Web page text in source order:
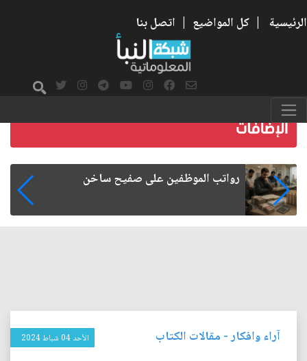
الرئيسية | كل المواضيع | اتصل بنا
هجرة الكفاءات العراقية.. الأسباب والآثار
آراء وافكار- مقالات الكتاب الأحد 04 شباط 2024